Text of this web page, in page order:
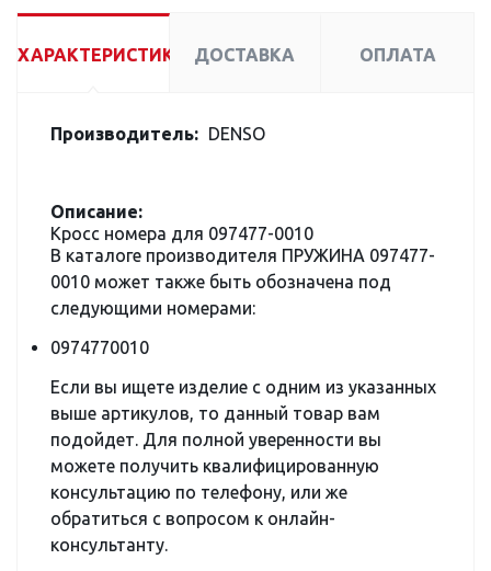
ХАРАКТЕРИСТИКИ ДОСТАВКА ОПЛАТА
Производитель: DENSO
Описание:
Кросс номера для 097477-0010
В каталоге производителя ПРУЖИНА 097477-
0010 может также быть обозначена под
следующими номерами:
0974770010
Если вы ищете изделие с одним из указанных
выше артикулов, то данный товар вам
подойдет. Для полной уверенности вы
можете получить квалифицированную
консультацию по телефону, или же
обратиться с вопросом к онлайн-
консультанту.